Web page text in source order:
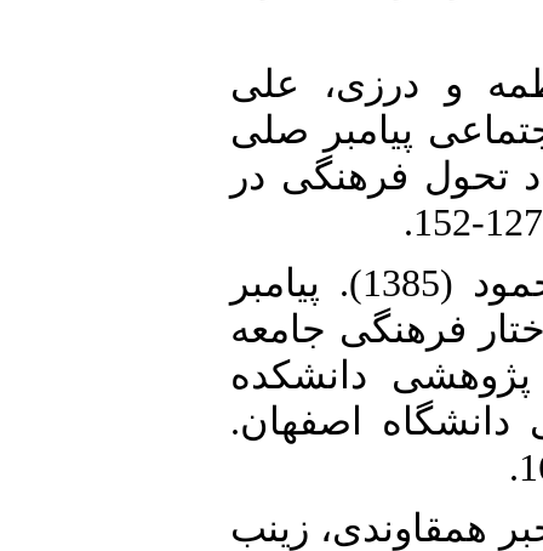
و درزی، علی
اجتماعی پیامبر صلی
تحول فرهنگی در
12. حاجی احمدی، محمود (1385). پیامبر
فرهنگی جامعه
دانشکده
دانشگاه اصفهان.
همقاوندی، زینب